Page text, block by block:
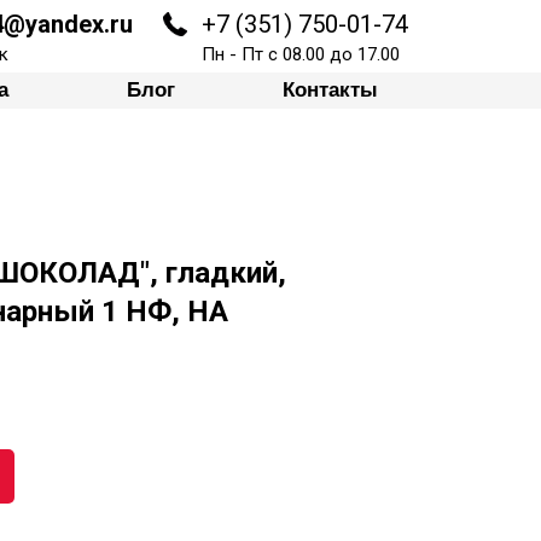
Пн - Пт с 08.00 до 17.00
+7 (351) 750-01-74
Блог Контакты
Контакты
гладкий,
1 НФ, НА